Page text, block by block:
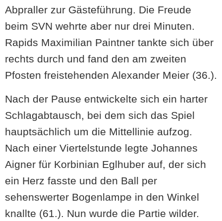
Abpraller zur Gästeführung. Die Freude
beim SVN wehrte aber nur drei Minuten.
Rapids Maximilian Paintner tankte sich über
rechts durch und fand den am zweiten
Pfosten freistehenden Alexander Meier (36.).
Nach der Pause entwickelte sich ein harter
Schlagabtausch, bei dem sich das Spiel
hauptsächlich um die Mittellinie aufzog.
Nach einer Viertelstunde legte Johannes
Aigner für Korbinian Eglhuber auf, der sich
ein Herz fasste und den Ball per
sehenswerter Bogenlampe in den Winkel
knallte (61.). Nun wurde die Partie wilder.